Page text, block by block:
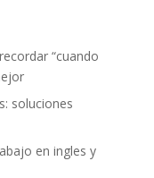
“cuando
soluciones
en ingles y